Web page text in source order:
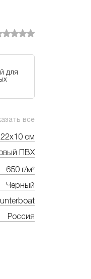
для
все
см
ПВХ
650 г/м²
Черный
Россия